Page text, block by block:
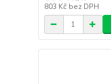
803 Kč bez DPH